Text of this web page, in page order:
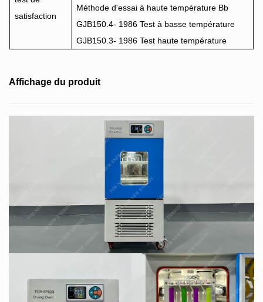
satisfaction
Méthode d'essai à haute température Bb
GJB150.4- 1986 Test à basse température
GJB150.3- 1986 Test haute température
Affichage du produit